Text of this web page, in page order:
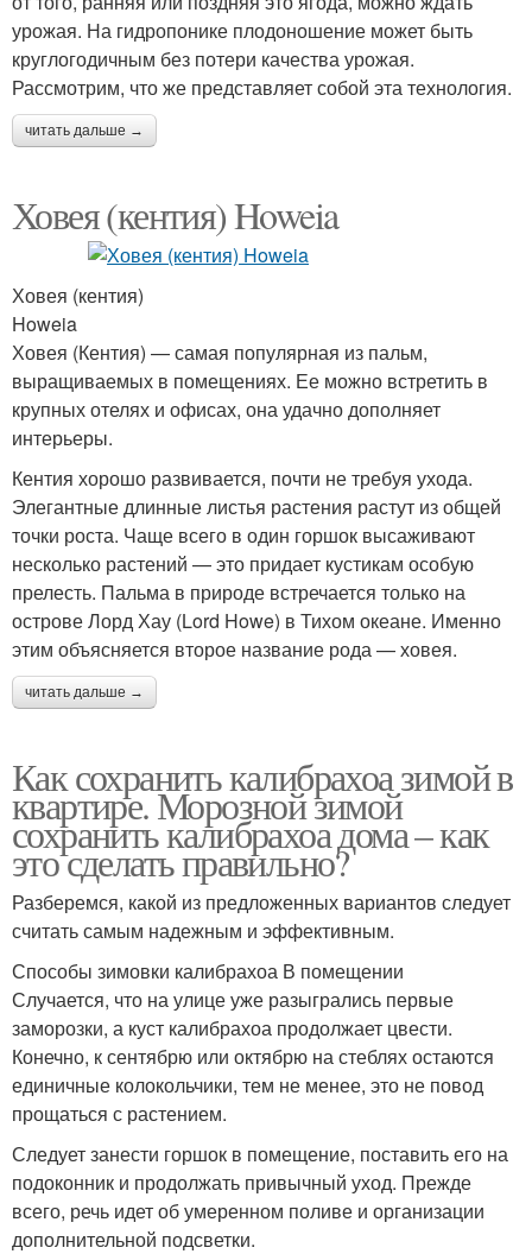
урожая. На гидропонике плодоношение может быть
круглогодичным без потери качества урожая.
Рассмотрим, что же представляет собой эта технология.
читать дальше →
Ховея (кентия) Howeia
Ховея (кентия)
Howeia
Ховея (Кентия) — самая популярная из пальм,
выращиваемых в помещениях. Ее можно встретить в
крупных отелях и офисах, она удачно дополняет
интерьеры.
Кентия хорошо развивается, почти не требуя ухода.
Элегантные длинные листья растения растут из общей
точки роста. Чаще всего в один горшок высаживают
несколько растений — это придает кустикам особую
прелесть. Пальма в природе встречается только на
острове Лорд Хау (Lord Howe) в Тихом океане. Именно
этим объясняется второе название рода — ховея.
читать дальше →
Как сохранить калибрахоа зимой в
квартире. Морозной зимой
сохранить калибрахоа дома – как
это сделать правильно?
Разберемся, какой из предложенных вариантов следует
считать самым надежным и эффективным.
Способы зимовки калибрахоа В помещении
Случается, что на улице уже разыгрались первые
заморозки, а куст калибрахоа продолжает цвести.
Конечно, к сентябрю или октябрю на стеблях остаются
единичные колокольчики, тем не менее, это не повод
прощаться с растением.
Следует занести горшок в помещение, поставить его на
подоконник и продолжать привычный уход. Прежде
всего, речь идет об умеренном поливе и организации
дополнительной подсветки.